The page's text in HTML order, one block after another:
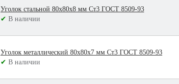
Уголок стальной 80х80х8 мм Ст3 ГОСТ 8509-93
✔ В наличии
Уголок металлический 80х80х7 мм Ст3 ГОСТ 8509-93
✔ В наличии